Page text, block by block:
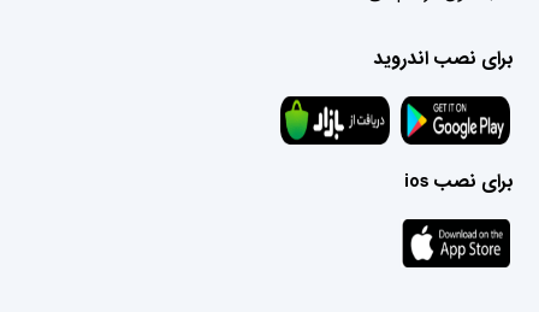
برای نصب اندروید
برای نصب ios